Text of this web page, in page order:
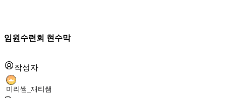
임원수련회 현수막
작성자
미리쌤_재티쌤